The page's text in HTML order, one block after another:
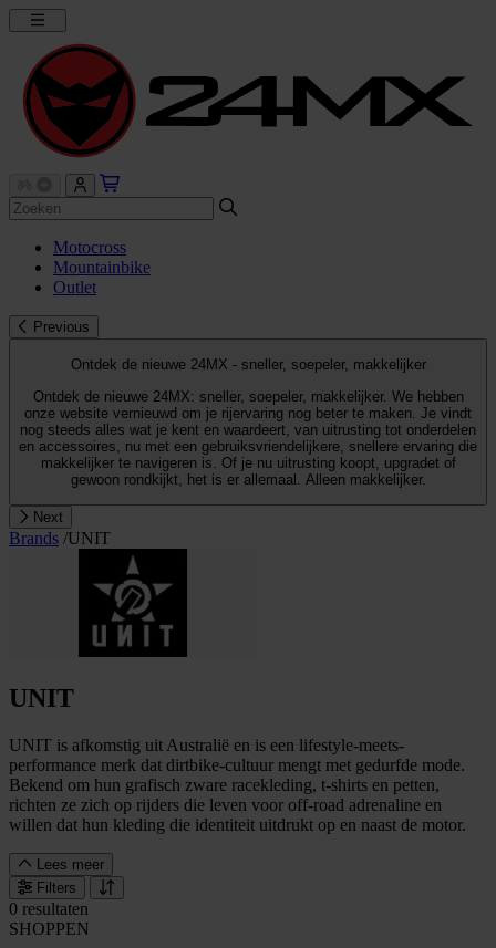
Motocross
Mountainbike
Outlet
Previous
Ontdek de nieuwe 24MX - sneller, soepeler, makkelijker
Ontdek de nieuwe 24MX: sneller, soepeler, makkelijker. We hebben
onze website vernieuwd om je rijervaring nog beter te maken. Je vindt
nog steeds alles wat je kent en waardeert, van uitrusting tot onderdelen
en accessoires, nu met een gebruiksvriendelijkere, snellere ervaring die
makkelijker te navigeren is. Of je nu uitrusting koopt, upgradet of
gewoon rondkijkt, het is er allemaal. Alleen makkelijker.
Next
Brands /UNIT
UNIT
UNIT is afkomstig uit Australië en is een lifestyle-meets-
performance merk dat dirtbike-cultuur mengt met gedurfde mode.
Bekend om hun grafisch zware racekleding, t-shirts en petten,
richten ze zich op rijders die leven voor off-road adrenaline en
willen dat hun kleding die identiteit uitdrukt op en naast de motor.
Lees meer
Filters
0 resultaten
SHOPPEN